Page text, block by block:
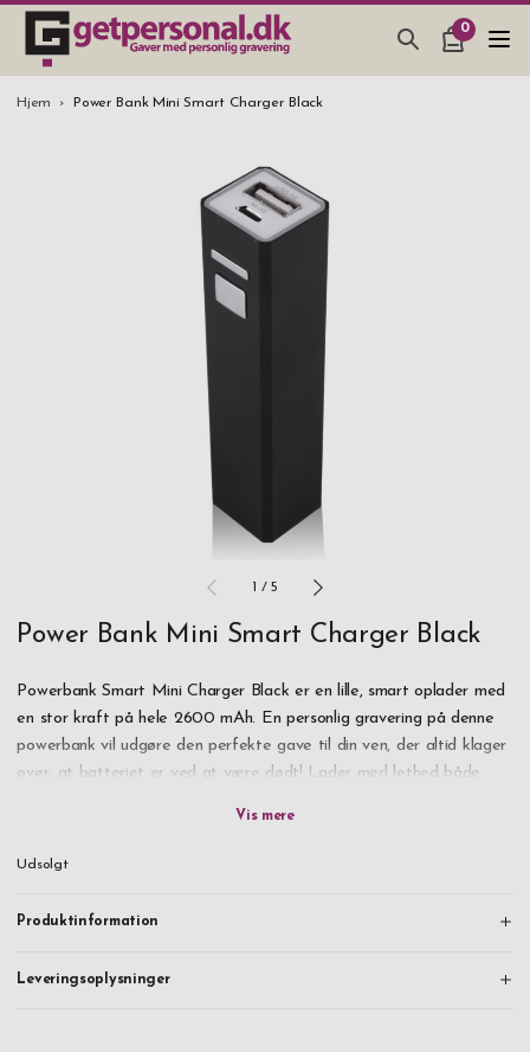
0
GAVEARTIKLAR & TING
SMYKKER & ACCESSORIES
BRYLLUPSGAVE 2026
STUDENTERGAVE 2026
Hjem Power Bank Mini Smart Charger Black
1 /5
Power Bank Mini Smart Charger Black
Powerbank Smart Mini Charger Black er en lille, smart oplader med
en stor kraft på hele 2600 mAh. En personlig gravering på denne
powerbank vil udgøre den perfekte gave til din ven, der altid klager
over, at batteriet er ved at være dødt! Lader med lethed både
Der medfølger naturligvis stik til Iphone 5, 6, 7, 8, X, samt Samsung
hvilket både beskytter selve opladeren samt enheden, der oplades.
Leveres i en flot gaveæske med et 3-1-kabel.
Udsolgt
Produktinformation
Leveringsoplysninger